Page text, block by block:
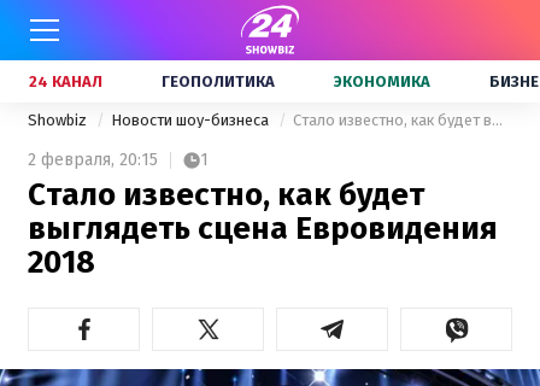
24 КАНАЛ ГЕОПОЛИТИКА ЭКОНОМИКА
Showbiz Новости шоу-бизнеса Стало известно, как будет выглядеть сцена Евровидения 2018
2 февраля, 20:15 1
Стало известно, как будет
выглядеть сцена Евровидения
2018